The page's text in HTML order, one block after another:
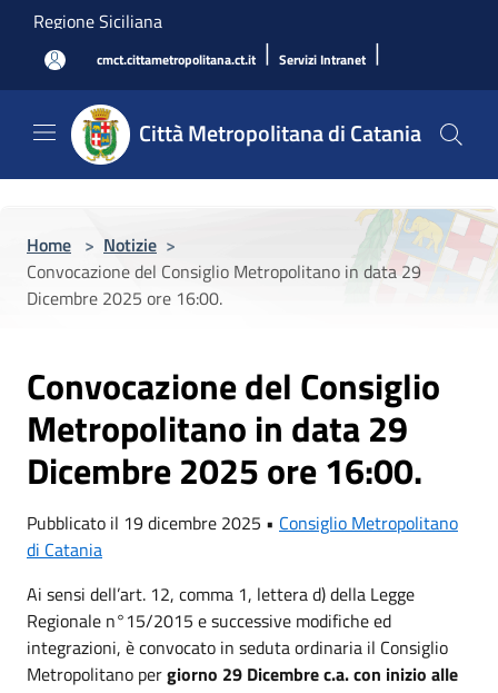
Salta al contenuto principale
Regione Siciliana
cmct.cittametropolitana.ct.it | Servizi Intranet |
Città Metropolitana di Catania
Home > Notizie >
Convocazione del Consiglio Metropolitano in data 29
Dicembre 2025 ore 16:00.
Convocazione del Consiglio
Metropolitano in data 29
Dicembre 2025 ore 16:00.
Pubblicato il 19 dicembre 2025 • Consiglio Metropolitano
di Catania
Ai sensi dell’art. 12, comma 1, lettera d) della Legge
Regionale n°15/2015 e successive modifiche ed
integrazioni, è convocato in seduta ordinaria il Consiglio
Metropolitano pergiorno 29 Dicembre c.a. con inizio alle